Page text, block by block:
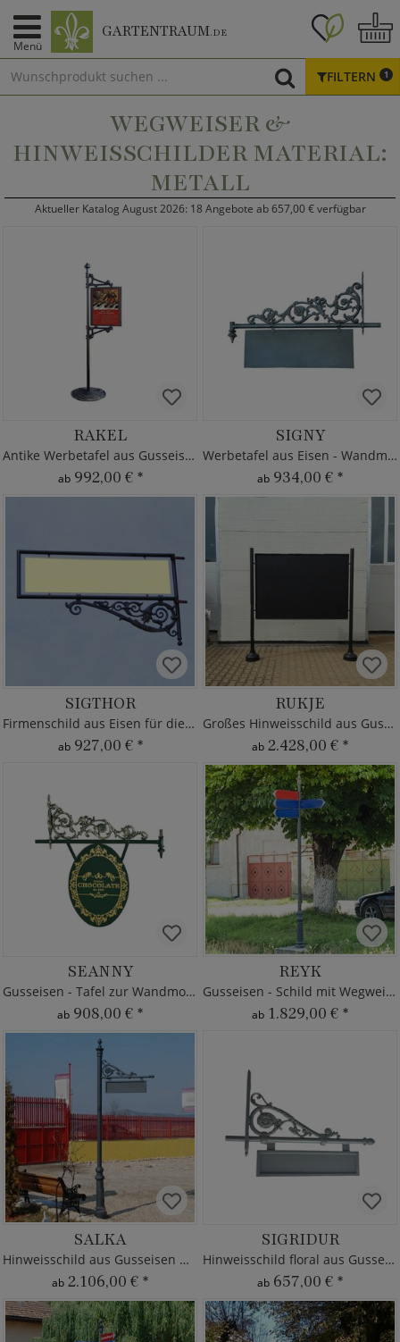
Menü
GARTENTRAUM.DE
FILTERN 1
WEGWEISER &
HINWEISSCHILDER MATERIAL:
METALL
Aktueller Katalog August 2026: 18 Angebote ab 657,00 € verfügbar
RAKEL
Antike Werbetafel aus Gusseisen
ab 992,00 € *
SIGNY
Werbetafel aus Eisen - Wandmontage
ab 934,00 € *
SIGTHOR
Firmenschild aus Eisen für die Wand
ab 927,00 € *
RUKJE
Großes Hinweisschild aus Gusseisen
ab 2.428,00 € *
SEANNY
Gusseisen - Tafel zur Wandmontage
ab 908,00 € *
REYK
Gusseisen - Schild mit Wegweisern
ab 1.829,00 € *
SALKA
Hinweisschild aus Gusseisen mit Deko
ab 2.106,00 € *
SIGRIDUR
Hinweisschild floral aus Gusseisen
ab 657,00 € *